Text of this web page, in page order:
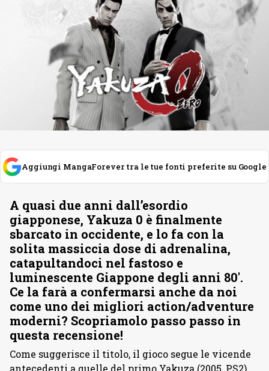
Aggiungi MangaForever tra le tue fonti preferite su Google
A quasi due anni dall’esordio
giapponese, Yakuza 0 è finalmente
sbarcato in occidente, e lo fa con la
solita massiccia dose di adrenalina,
catapultandoci nel fastoso e
luminescente Giappone degli anni 80′.
Ce la farà a confermarsi anche da noi
come uno dei migliori action/adventure
moderni? Scopriamolo passo passo in
questa recensione!
Come suggerisce il titolo, il gioco segue le vicende
antecedenti a quelle del primo Yakuza (2005, PS2),